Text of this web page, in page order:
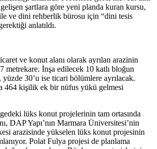
şartlara göre yeni planda kuran kursu,
ve dini rehberlik bürosu için “dini tesis
anlatıldı.
ve konut alanı olarak ayrılan arazinin
metrekare. İnşa edilecek 10 katlı bloğun
30’u ise ticari bölümlere ayrılacak.
464 kişilik ek bir nüfus yükü gelmesi
lüks konut projelerinin tam ortasında
DAP Yapı’nın Marmara Üniversitesi’nin
arazisinde yükselen lüks konut projesinin
Polat Fulya projesi de planlama